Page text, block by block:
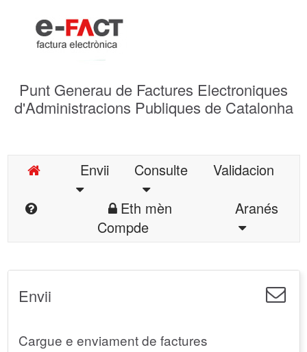
Punt Generau de Factures Electroniques
d'Administracions Publiques de Catalonha
Envii Consulte
Validacion
Eth mèn
Compde
Aranés
Envii
Cargue e enviament de factures